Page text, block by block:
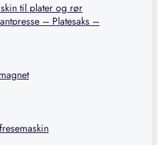
til plater og rør
– Platesaks –